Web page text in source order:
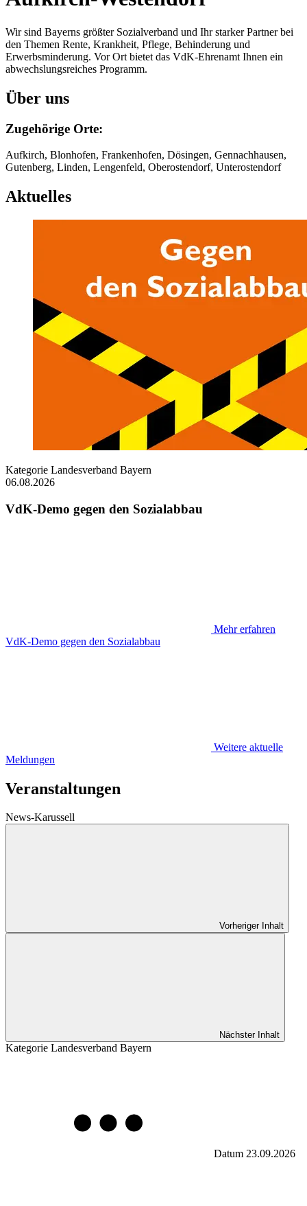
Wir sind Bayerns größter Sozialverband und Ihr starker Partner bei
den Themen Rente, Krankheit, Pflege, Behinderung und
Erwerbsminderung. Vor Ort bietet das VdK-Ehrenamt Ihnen ein
abwechslungsreiches Programm.
Über uns
Zugehörige Orte:
Aufkirch, Blonhofen, Frankenhofen, Dösingen, Gennachhausen,
Gutenberg, Linden, Lengenfeld, Oberostendorf, Unterostendorf
Aktuelles
Kategorie Landesverband Bayern
06.08.2026
VdK-Demo gegen den Sozialabbau
Mehr erfahren
VdK-Demo gegen den Sozialabbau
Weitere aktuelle
Meldungen
Veranstaltungen
News-Karussell
Vorheriger Inhalt
Nächster Inhalt
Kategorie Landesverband Bayern
Datum 23.09.2026